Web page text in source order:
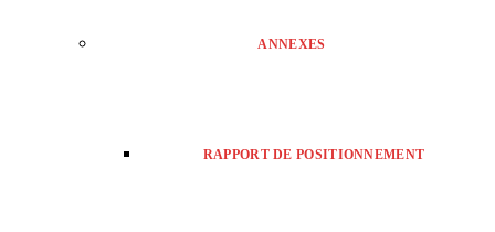
ANNEXES
RAPPORT DE POSITIONNEMENT